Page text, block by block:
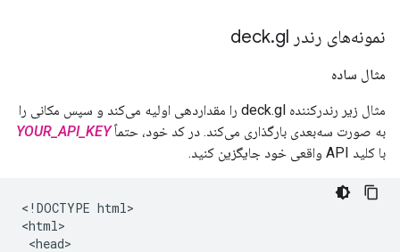
نمونه‌های رندر deck .gl
مثال ساده
مثال زیر رندرکننده deck.gl را مقداردهی اولیه می‌کند و سپس مکانی را
به صورت سه‌بعدی بارگذاری می‌کند. در کد خود، حتماًYOUR_API_KEY
با کلید API واقعی خود جایگزین کنید.
<!DOCTYPE html>
<html>
<head>